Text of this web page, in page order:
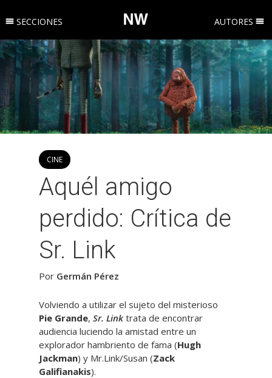
SECCIONES AUTORES
CINE
Aquél amigo
perdido: Crítica de
Sr. Link
Por Germán Pérez
Volviendo a utilizar el sujeto del misterioso
Pie Grande, Sr. Linktrata de encontrar
audiencia luciendo la amistad entre un
explorador hambriento de fama (Hugh
Jackman) y Mr.Link/Susan (Zack
Galifianakis).